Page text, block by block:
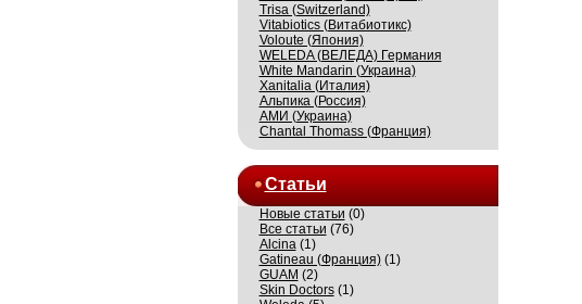
Trisa (Switzerland)
Vitabiotics (Витабиотикс)
Voloute (Япония)
WELEDA (ВЕЛЕДА) Германия
White Mandarin (Украина)
Xanitalia (Италия)
Альпика (Россия)
АМИ (Украина)
Сhantal Thomass (Франция)
Статьи
Новые статьи (0)
Все статьи (76)
Alcina(1)
Gatineau (Франция)(1)
GUAM (2)
Skin Doctors(1)